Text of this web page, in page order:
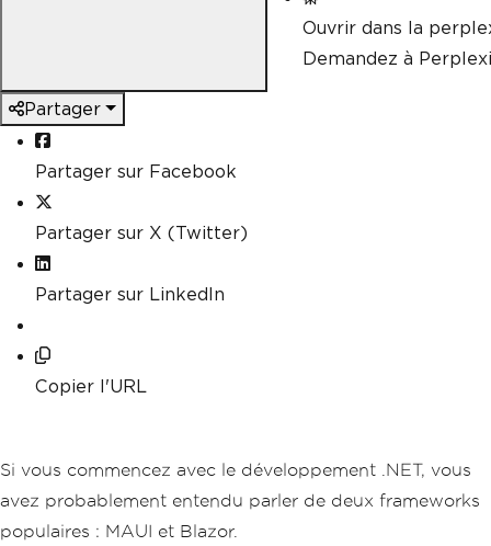
Ouvrir dans la
Demandez à
Partager
Partager sur Facebook
Partager sur X (Twitter)
Partager sur LinkedIn
Copier l'URL
Si vous commencez avec le développement .NET, vous
avez probablement entendu parler de deux frameworks
populaires : MAUI et Blazor.